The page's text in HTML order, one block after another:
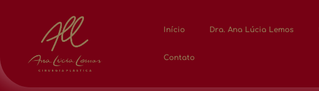
Início Dra. Ana Lúcia Lemos
Contato